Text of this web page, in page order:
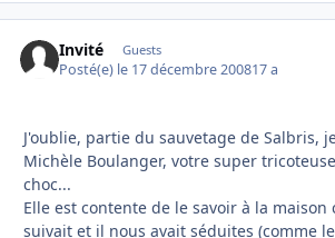
Invité Guests
Posté(e) le 17 décembre 200817 a
J'oublie, partie du sauvetage de Salbris,
Michèle Boulanger, votre super
choc...
Elle est contente de le savoir à la maison
suivait et il nous avait séduites (comme